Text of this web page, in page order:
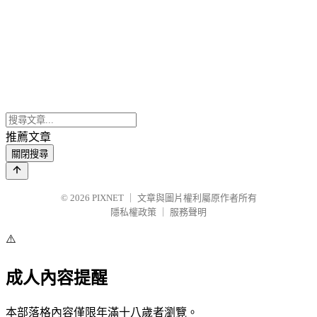
推薦文章
關閉搜尋
© 2026 PIXNET
文章與圖片權利屬原作者所有
隱私權政策
服務聲明
⚠️
成人內容提醒
本部落格內容僅限年滿十八歲者瀏覽。